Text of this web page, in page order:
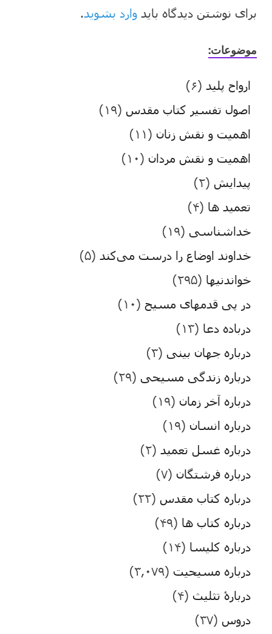
برای نوشتن دیدگاه باید وارد بشوید .
موضوعات:
ارواح پلید (۶)
اصول تفسیر کتاب مقدس (۱۹)
اهمیت و نقش زنان (۱۱)
اهمیت و نقش مردان (۱۰)
پیدایش (۲)
تعمید ها (۴)
خداشناسی (۱۹)
خداوند اوضاع را درست می‌کند (۵)
خواندنیها (۲۹۵)
در پی قدمهای مسیح (۱۰)
درباده دعا (۱۳)
درباره جهان بینی (۳)
درباره زندگی مسیحی (۲۹)
درباره آخر زمان (۱۹)
درباره انسان (۱۹)
درباره غسل تعمید (۲)
درباره فرشتگان (۷)
درباره کتاب مقدس (۲۲)
درباره کتاب ها (۴۹)
درباره کلیسا (۱۴)
درباره مسیحیت (۳,۰۷۹)
دربارۀ تثلیث (۴)
دروس (۳۷)